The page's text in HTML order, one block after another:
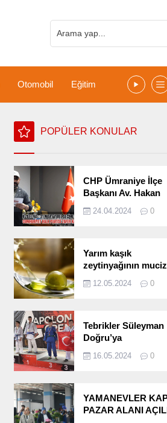
Otomobil Eğitim
POPÜLER KONULAR
CHP Ümraniye İlçe
Başkanı Av. Hakan
Seçimlerini
24.04.2024 0
Yarım kaşık
zeytinyağının
12.05.2024 0
Tebrikler Süleyman
Doğru’ya
16.05.2024 0
YAMANEVLER
PAZAR ALANI